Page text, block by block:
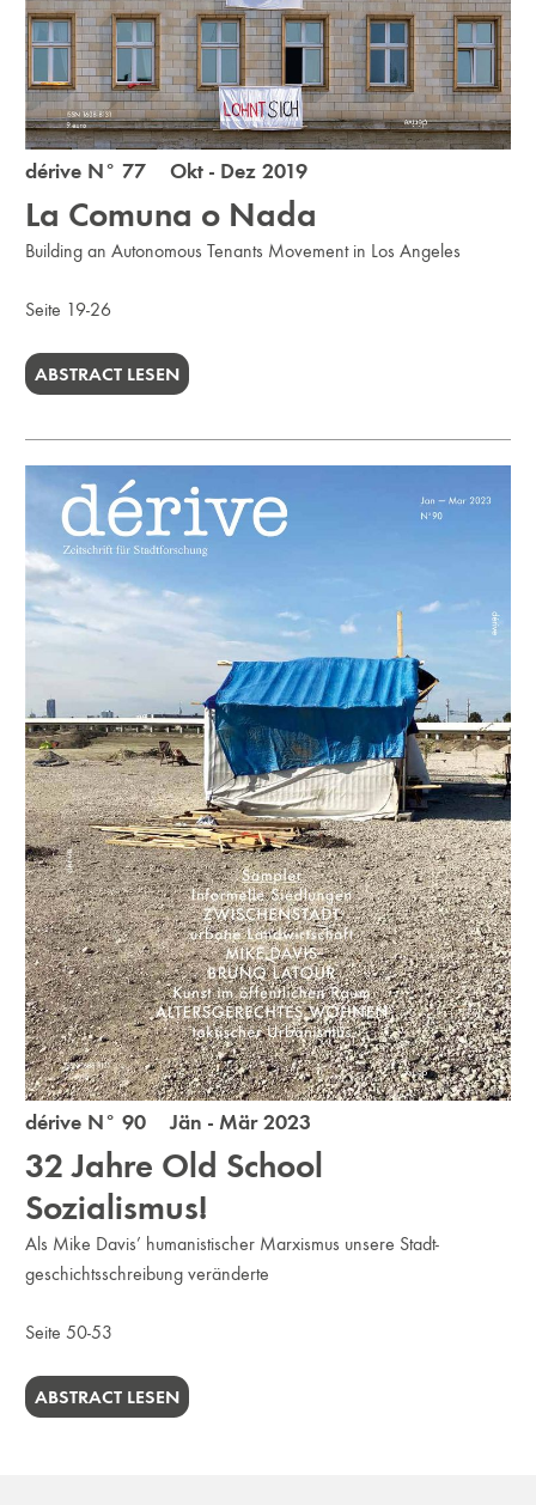
dérive N° 77 Okt - Dez 2019
La Comuna o Nada
Building an Autonomous Tenants Movement in Los Angeles
Seite 19-26
ABSTRACT LESEN
dérive N° 90 Jän - Mär 2023
32 Jahre Old School
Sozialismus!
Als Mike Davis’ humanistischer Marxismus unsere Stadt­
geschichtsschreibung veränderte
Seite 50-53
ABSTRACT LESEN